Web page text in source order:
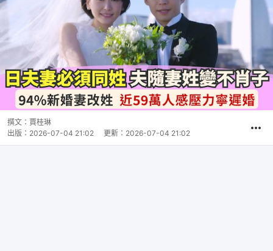
撰文： 賈桂琳
出版： 2026-07-04 21:02 更新： 2026-07-04 21:02